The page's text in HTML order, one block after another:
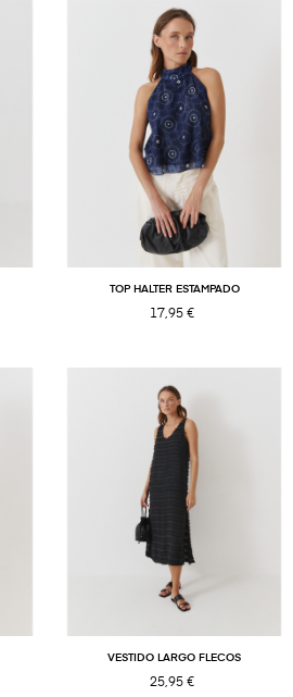
TOP HALTER ESTAMPADO
17,95 €
VESTIDO LARGO FLECOS
25,95 €